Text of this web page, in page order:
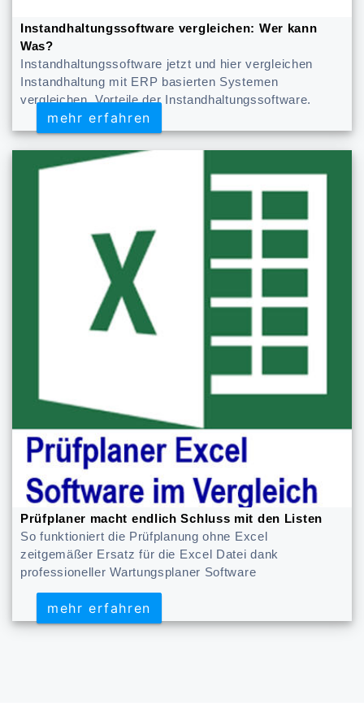
Instandhaltungssoftware vergleichen: Wer kann
Was?
Instandhaltungssoftware jetzt und hier vergleichen
Instandhaltung mit ERP basierten Systemen
vergleichen. Vorteile der Instandhaltungssoftware.
mehr erfahren
mehr erfahren
Prüfplaner macht endlich Schluss mit den Listen
So funktioniert die Prüfplanung ohne Excel
zeitgemäßer Ersatz für die Excel Datei dank
professioneller Wartungsplaner Software
mehr erfahren
mehr erfahren